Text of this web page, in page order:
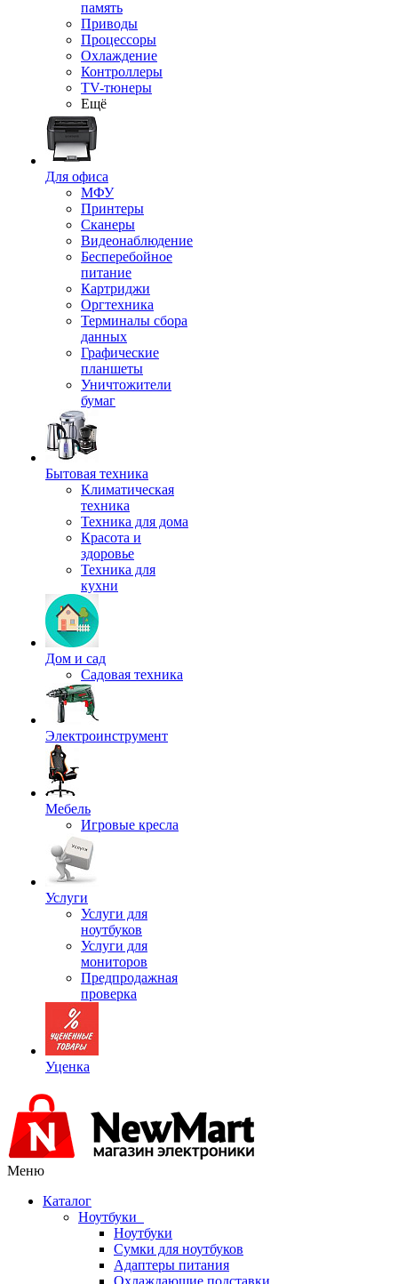
память
Приводы
Процессоры
Охлаждение
Контроллеры
TV-тюнеры
Ещё
Для офиса
МФУ
Принтеры
Сканеры
Видеонаблюдение
Бесперебойное
питание
Картриджи
Оргтехника
Терминалы сбора
данных
Графические
планшеты
Уничтожители
бумаг
Бытовая техника
Климатическая
техника
Техника для дома
Красота и
здоровье
Техника для
кухни
Дом и сад
Садовая техника
Электроинструмент
Мебель
Игровые кресла
Услуги
Услуги для
ноутбуков
Услуги для
мониторов
Предпродажная
проверка
Уценка
Меню
Каталог
Ноутбуки
Ноутбуки
Сумки для ноутбуков
Адаптеры питания
Охлаждающие подставки